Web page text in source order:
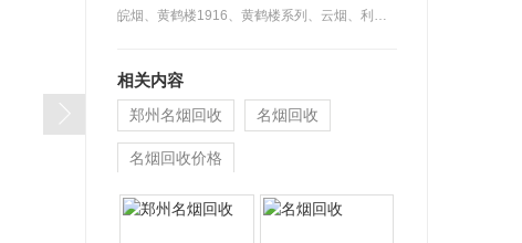
皖烟、黄鹤楼1916、黄鹤楼系列、云烟、利…
相关内容
郑州名烟回收 名烟回收
名烟回收价格